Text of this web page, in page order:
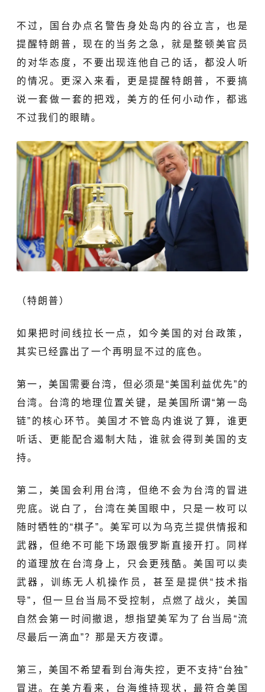
不过，国台办点名警告身处岛内的谷立言，也是
提醒特朗普，现在的当务之急，就是整顿美官员
的对华态度，不要出现连他自己的话，都没人听
的情况。更深入来看，更是提醒特朗普，不要搞
说一套做一套的把戏，美方的任何小动作，都逃
不过我们的眼睛。
（特朗普）
如果把时间线拉长一点，如今美国的对台政策，
其实已经露出了一个再明显不过的底色。
第一，美国需要台湾，但必须是“美国利益优先”的
台湾。台湾的地理位置关键，是美国所谓“第一岛
链”的核心环节。美国才不管岛内谁说了算，谁更
听话、更能配合遏制大陆，谁就会得到美国的支
持。
第二，美国会利用台湾，但绝不会为台湾的冒进
兜底。说白了，台湾在美国眼中，只是一枚可以
随时牺牲的“棋子”。美军可以为乌克兰提供情报和
武器，但绝不可能下场跟俄罗斯直接开打。同样
的道理放在台湾身上，只会更残酷。美国可以卖
武器，训练无人机操作员，甚至是提供“技术指
导”，但一旦台当局不受控制，点燃了战火，美国
自然会第一时间撤退，想指望美军为了台当局“流
尽最后一滴血”？那是天方夜谭。
第三，美国不希望看到台海失控，更不支持“台独”
冒进。在美方看来，台海维持现状，最符合美国